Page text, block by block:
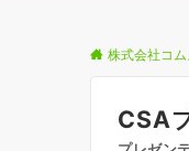
株式会社コ
CSA